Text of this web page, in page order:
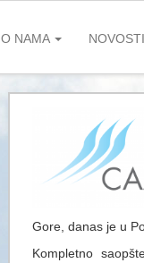
O NAMA
Gore, danas je u
Kompletno